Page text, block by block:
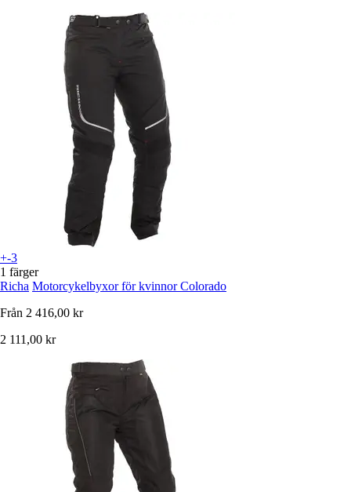
+-3
1 färger
Richa Motorcykelbyxor för kvinnor Colorado
Från 2 416,00 kr
2 111,00 kr